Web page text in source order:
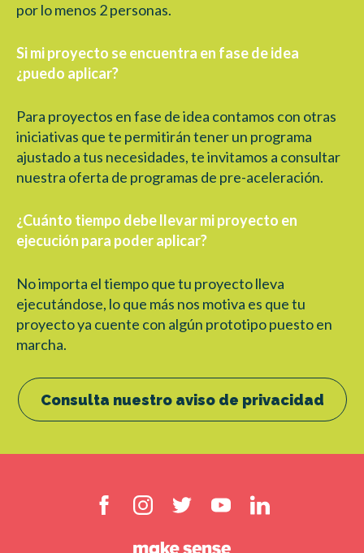
por lo menos 2 personas.
Si mi proyecto se encuentra en fase de idea
¿puedo aplicar?
Para proyectos en fase de idea contamos con otras
iniciativas que te permitirán tener un programa
ajustado a tus necesidades, te invitamos a consultar
nuestra oferta de programas de pre-aceleración.
¿Cuánto tiempo debe llevar mi proyecto en
ejecución para poder aplicar?
No importa el tiempo que tu proyecto lleva
ejecutándose, lo que más nos motiva es que tu
proyecto ya cuente con algún prototipo puesto en
marcha.
Consulta nuestro aviso de privacidad